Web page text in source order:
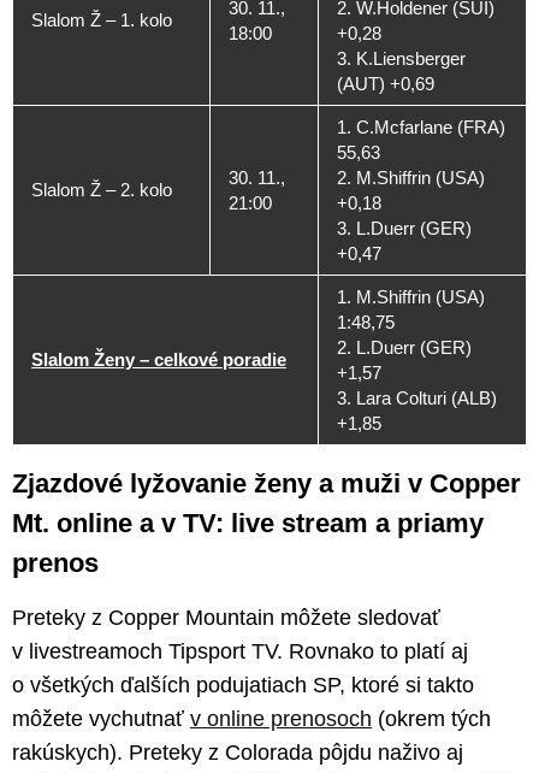
Slalom Ž – 1. kolo
30. 11.,
18:00
2. W.Holdener (SUI)
+0,28
3. K.Liensberger
(AUT) +0,69
Slalom Ž – 2. kolo
30. 11.,
21:00
1. C.Mcfarlane (FRA)
55,63
2. M.Shiffrin (USA)
+0,18
3. L.Duerr (GER)
+0,47
Slalom Ženy – celkové poradie
1. M.Shiffrin (USA)
1:48,75
2. L.Duerr (GER)
+1,57
3. Lara Colturi (ALB)
+1,85
Zjazdové lyžovanie ženy a muži v Copper
Mt. online a v TV: live stream a priamy
prenos
Preteky z Copper Mountain môžete sledovať
v livestreamoch Tipsport TV. Rovnako to platí aj
o všetkých ďalších podujatiach SP, ktoré si takto
môžete vychutnať v online prenosoch (okrem tých
rakúskych). Preteky z Colorada pôjdu naživo aj